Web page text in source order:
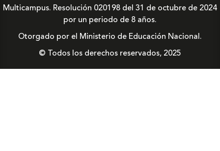
Multicampus. Resolución 020198 del 31 de octubre de 2024
por un periodo de 8 años.
Otorgado por el Ministerio de Educación Nacional.
© Todos los derechos reservados, 2025